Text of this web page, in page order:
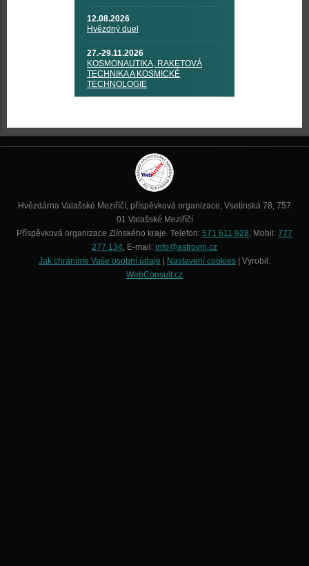
12.08.2026
Hvězdný duel
27.-29.11.2026
KOSMONAUTIKA, RAKETOVÁ
TECHNIKA A KOSMICKÉ
TECHNOLOGIE
Hvězdárna Valašské Meziříčí, příspěvková organizace, Vsetínská 78, 757
01 Valašské Meziříčí
Příspěvková organizace Zlínského kraje. Telefon: 571 611 928, Mobil: 777
277 134, E-mail: info@astrovm.cz
Jak chráníme Vaše osobní údaje
Nastavení cookies | Vyrobil:
WebConsult.cz